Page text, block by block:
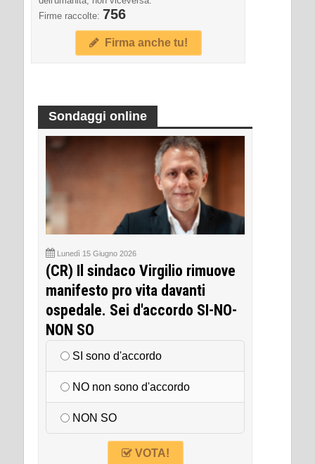
Firme raccolte: 756
Firma anche tu!
Sondaggi online
Lunedì 15 Giugno 2026
(CR) Il sindaco Virgilio rimuove
manifesto pro vita davanti
ospedale. Sei d'accordo SI-NO-
NON SO
SI sono d'accordo
NO non sono d'accordo
NON SO
VOTA!